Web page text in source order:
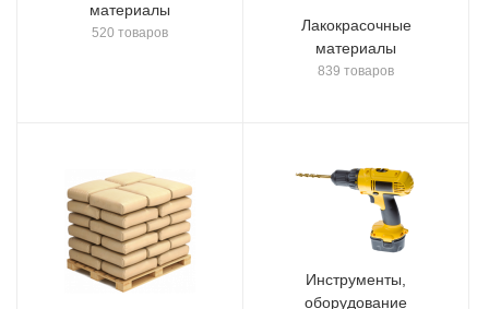
материалы
520 товаров
Лакокрасочные
материалы
839 товаров
Инструменты,
оборудование